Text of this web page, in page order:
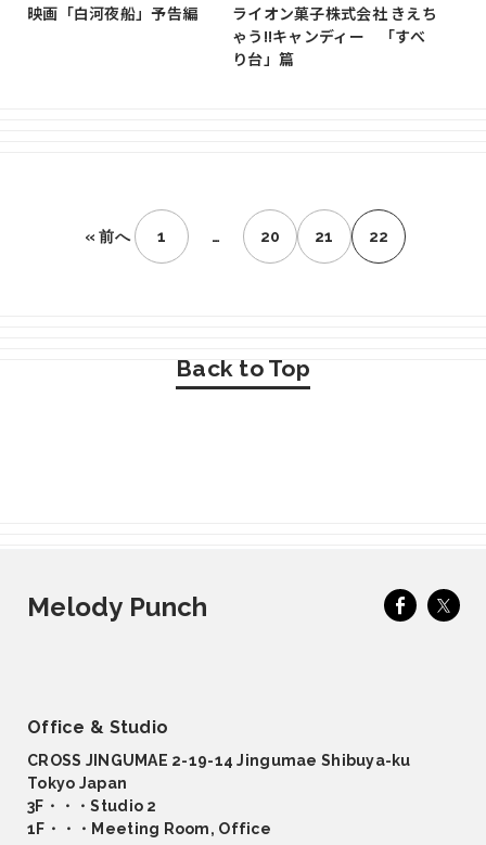
映画「白河夜船」予告編
ライオン菓子株式会社 きえち
ゃう!!キャンディー 「すべ
り台」篇
« 前へ 1 … 20 21 22
Back to Top
Melody Punch
Office & Studio
CROSS JINGUMAE 2-19-14 Jingumae Shibuya-ku
Tokyo Japan
3F・・・Studio 2
1F・・・Meeting Room, Office